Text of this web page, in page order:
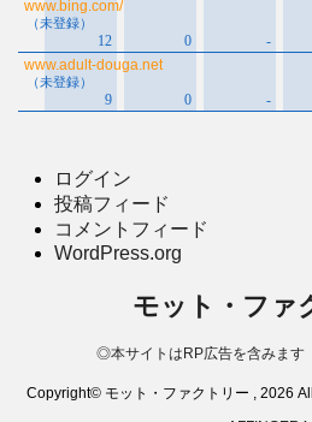
ログイン
投稿フィード
コメントフィード
WordPress.org
モット・ファ
◎本サイトはRP広告を含みま
Copyright© モット・ファクトリー , 2026